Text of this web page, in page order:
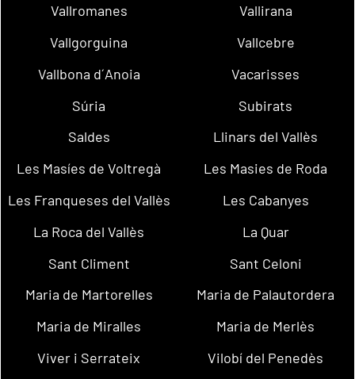
Vallromanes
Vallirana
Vallgorguina
Vallcebre
Vallbona d´Anoia
Vacarisses
Súria
Subirats
Saldes
Llinars del Vallès
Les Masíes de Voltregà
Les Masies de Roda
Les Franqueses del Vallès
Les Cabanyes
La Roca del Vallès
La Quar
Sant Climent
Sant Celoni
Maria de Martorelles
Maria de Palautordera
Maria de Miralles
Maria de Merlès
Viver i Serrateix
Vilobí del Penedès